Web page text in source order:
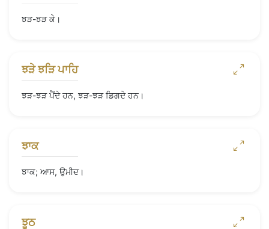
ਝੜ-ਝੜ ਕੇ।
ਝੜੇ ਝੜਿ ਪਾਹਿ
ਝੜ-ਝੜ ਪੈਂਦੇ ਹਨ, ਝੜ-ਝੜ ਡਿਗਦੇ ਹਨ।
ਝਾਕ
ਝਾਕ; ਆਸ, ਉਮੀਦ।
ਝੂਠ